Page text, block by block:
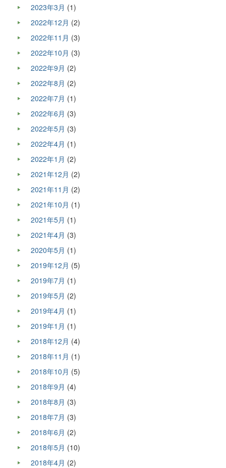
2023年3月 (1)
2022年12月 (2)
2022年11月 (3)
2022年10月 (3)
2022年9月 (2)
2022年8月 (2)
2022年7月 (1)
2022年6月 (3)
2022年5月 (3)
2022年4月 (1)
2022年1月 (2)
2021年12月 (2)
2021年11月 (2)
2021年10月 (1)
2021年5月 (1)
2021年4月 (3)
2020年5月 (1)
2019年12月 (5)
2019年7月 (1)
2019年5月 (2)
2019年4月 (1)
2019年1月 (1)
2018年12月 (4)
2018年11月 (1)
2018年10月 (5)
2018年9月 (4)
2018年8月 (3)
2018年7月 (3)
2018年6月 (2)
2018年5月 (10)
2018年4月 (2)